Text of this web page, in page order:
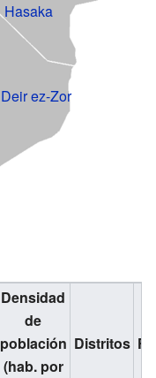
Deir ez-Zor
Hasaka
Densidad
de
población
(hab. por
Distritos